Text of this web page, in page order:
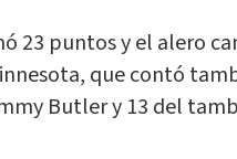
23 puntos y el alero
que contó
Butler y 13 del